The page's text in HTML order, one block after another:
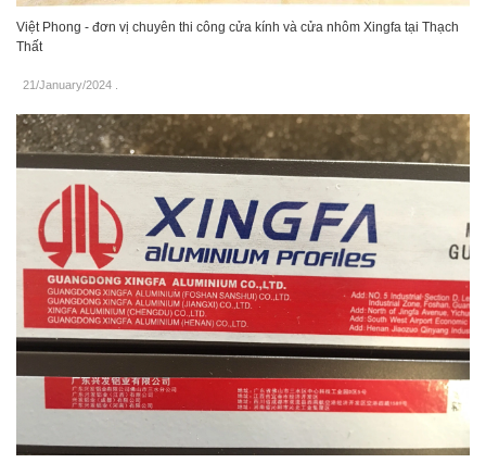
Việt Phong - đơn vị chuyên thi công cửa kính và cửa nhôm Xingfa tại Thạch
Thất
21/January/2024